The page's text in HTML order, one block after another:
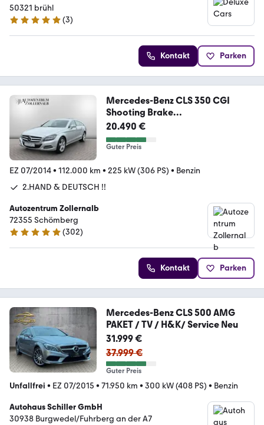
50321 brühl
5 Sterne
(3)
Kontakt Parken
Mercedes-Benz CLS 350 CGI
Shooting Brake
*2.HAND*DISTR*H&R*ILS
20.490 €
Guter Preis
EZ 07/2014• 112.000 km • 225 kW (306 PS) • Benzin
2.HAND & DEUTSCH !!
Autozentrum Zollernalb
72355 Schömberg
4.9 Sterne
(302)
Kontakt Parken
Mercedes-Benz CLS 500 AMG
PAKET / TV / H&K/ Service Neu
31.999 €
37.999 €
Guter Preis
Unfallfrei • EZ 07/2015 • 71.950 km • 300 kW (408 PS) • Benzin
Autohaus Schiller GmbH
30938 Burgwedel/Fuhrberg an der A7